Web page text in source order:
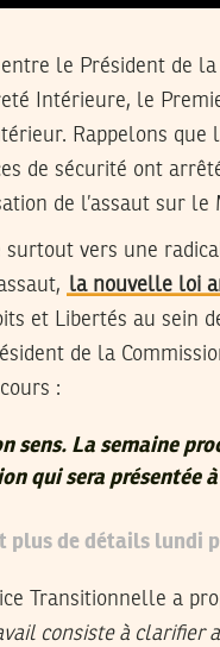
le Président de
Intérieure, le
Rappelons que
de sécurité ont
de l’assaut sur le
surtout vers une
la nouvelle loi
et Libertés au sein
de la
:
sens. La semaine
qui sera présentée à
plus de détails lundi
Transitionnelle a
consiste à clarifier